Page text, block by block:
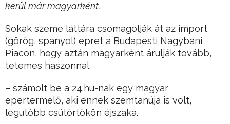
kerül már magyarként.
Sokak szeme láttára csomagolják át az import
(görög, spanyol) epret a Budapesti Nagybani
Piacon, hogy aztán magyarként árulják tovább,
tetemes haszonnal
– számolt be a 24.hu-nak egy magyar
epertermelő, aki ennek szemtanúja is volt,
legutóbb csütörtökön éjszaka.